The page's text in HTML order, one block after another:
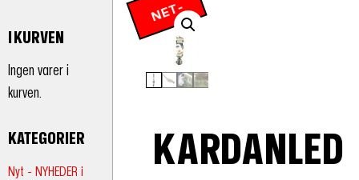
I KURVEN
Ingen varer i
kurven.
KATEGORIER
Nyt - NYHEDER i
N
E
T
-
P
RI
S
KARDANLED